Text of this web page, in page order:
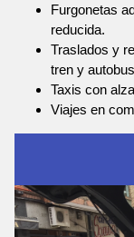
Furgonetas
reducida.
Traslados y
tren y
Taxis con
Viajes en